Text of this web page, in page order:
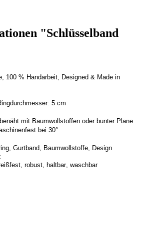
"Schlüsselband
100 % Handarbeit, Designed & Made in
ingdurchmesser: 5 cm
benäht mit Baumwollstoffen oder bunter Plane
bei 30°
Gurtband, Baumwollstoffe, Design
robust, haltbar, waschbar